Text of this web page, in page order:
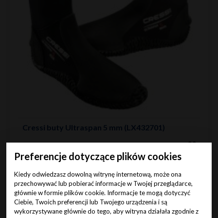
Preferencje dotyczące plików cookies
Kiedy odwiedzasz dowolną witrynę internetową, może ona
przechowywać lub pobierać informacje w Twojej przeglądarce,
głównie w formie plików cookie. Informacje te mogą dotyczyć
Ciebie, Twoich preferencji lub Twojego urządzenia i są
wykorzystywane głównie do tego, aby witryna działała zgodnie z
Cressi buty Ultraspan 5 mm (LX432701)
00
Do koszyka